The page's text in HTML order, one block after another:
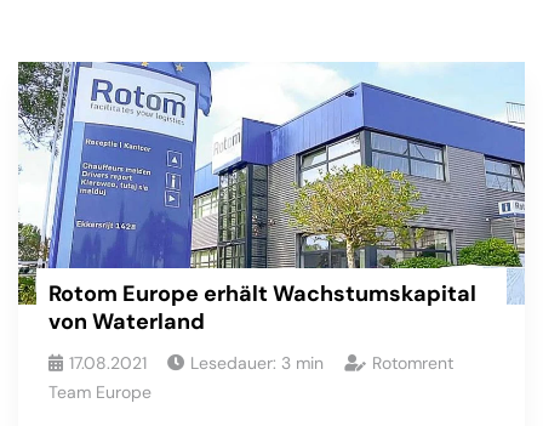
Rotom Europe erhält Wachstumskapital
von Waterland
17.08.2021 Lesedauer: 3 min
Rotomrent
Team Europe